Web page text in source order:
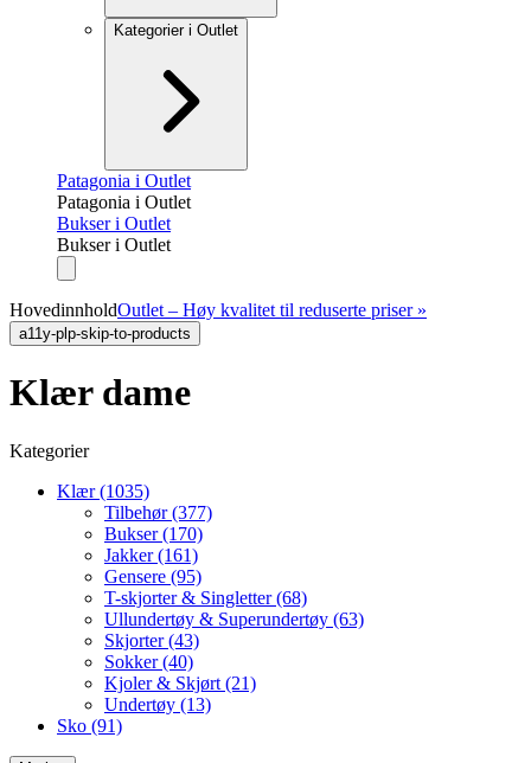
Kategorier i Outlet
Patagonia i Outlet
Patagonia i Outlet
Bukser i Outlet
Bukser i Outlet
HovedinnholdOutlet – Høy kvalitet til reduserte priser »
a11y-plp-skip-to-products
Klær dame
Kategorier
Klær (1035)
Tilbehør (377)
Bukser (170)
Jakker (161)
Gensere (95)
T-skjorter & Singletter (68)
Ullundertøy & Superundertøy (63)
Skjorter (43)
Sokker (40)
Kjoler & Skjørt (21)
Undertøy (13)
Sko (91)